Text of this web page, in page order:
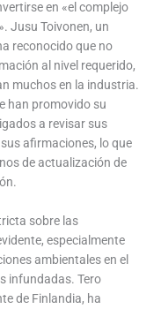
en «el complejo
Jusu Toivonen, un
reconocido que no
al nivel requerido,
muchos en la industria.
han promovido su
a revisar sus
afirmaciones, lo que
de actualización de
sobre las
especialmente
ambientales en el
infundadas. Tero
de Finlandia, ha